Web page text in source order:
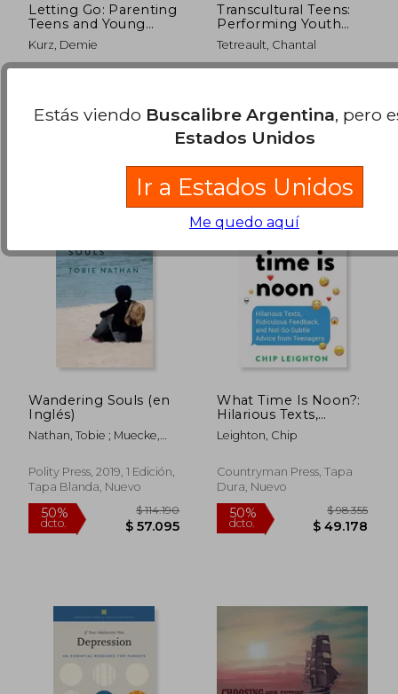
50%
dcto.
$ 818.651
$ 409.326
50%
dcto. $
Letting Go: Parenting
Teens and Young
Adults in a Time of
Uncertainty (en
Inglés)
Kurz, Demie
Transcultural Teens:
Performing Youth
Identities in French
Cites (en Inglés)
Tetreault, Chantal
Wandering Souls (en
Inglés)
Nathan, Tobie ; Muecke,
Polity Press, 2019, 1 Edición,
Tapa Blanda, Nuevo
What Time Is Noon?:
Hilarious Texts,
Ridiculous Feedback,
and Not-So-Subtle
Teenagers (en Inglés)
Leighton, Chip
Countryman Press, Tapa
Dura, Nuevo
Estás viendo Buscalibre Argentina, pero
Estados Unidos
Ir a Estados Unidos
Me quedo aquí